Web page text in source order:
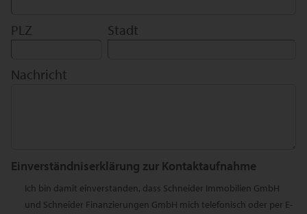
PLZ Stadt
Nachricht
Einverständniserklärung zur Kontaktaufnahme
Ich bin damit einverstanden, dass Schneider Immobilien GmbH
und Schneider Finanzierungen GmbH mich telefonisch oder per E-